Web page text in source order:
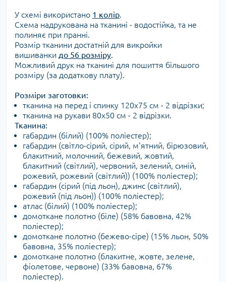
У схемі використано 1 колір.
Схема надрукована на тканині - водостійка, та не
полиняє при пранні.
Розмір тканини достатній для викройки
вишиванки до 56 розміру.
Можливий друк на тканині для пошиття більшого
розміру (за додаткову плату).
Розміри заготовки:
тканина на перед і спинку 120х75 см - 2 відрізки;
тканина на рукави 80х50 см - 2 відрізки.
Тканина:
габардин (білий) (100% поліестер);
габардин (світло-сірий, сірий, м'ятний, бірюзовий,
блакитний, молочний, бежевий, жовтий,
блакитний (світлий), червоний, зелений, синій,
рожевий, рожевий (світлий)) (100% поліестер);
габардин (сірий (під льон), джинс (світлий),
рожевий (під льон)) (100% поліестер);
атлас (білий) (100% поліестер);
домоткане полотно (біле) (58% бавовна, 42%
поліестер);
домоткане полотно (бежево-сіре) (15% льон, 50%
бавовна, 35% поліестер);
домоткане полотно (блакитне, жовте, зелене,
фіолетове, червоне) (33% бавовна, 67%
поліестер).